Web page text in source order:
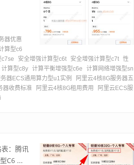
器优惠
算型c6
c7se 安全增强计算型c6t 安全增强计算型c7t 性
计算型c8y 计算平衡增强型c6e
计算网络增强型sn
器ECS通用算力型u1实例
阿里云4核8G服务器五
器收费标准 阿里云4核8G租用费用
阿里云ECS服
：腾讯
C6 ...